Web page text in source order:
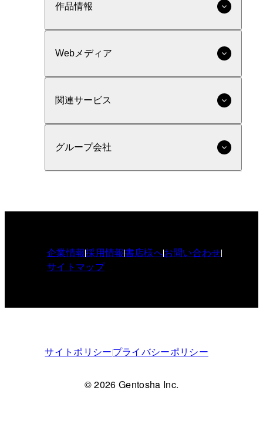
作品情報
Webメディア
関連サービス
グループ会社
企業情報採用情報書店様へお問い合わせ
サイトマップ
サイトポリシープライバシーポリシー
© 2026 Gentosha Inc.